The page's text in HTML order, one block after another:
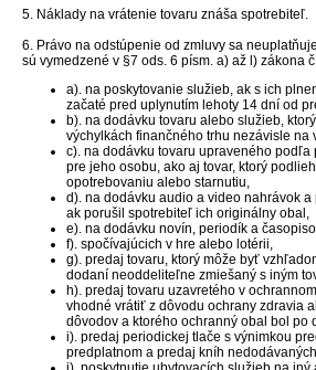
5. Náklady na vrátenie tovaru znáša spotrebiteľ.
6. Právo na odstúpenie od zmluvy sa
sú vymedzené v §7 ods. 6 písm. a) až l) zákona
a). na poskytovanie služieb, ak s ich
začaté pred uplynutím lehoty 14 dní od
b). na dodávku tovaru alebo služieb,
výchylkách finančného trhu nezávisle na
c). na dodávku tovaru upraveného
pre jeho osobu, ako aj tovar, ktorý
opotrebovaniu alebo starnutiu,
d). na dodávku audio a video nahrávok
ak porušil spotrebiteľ ich originálny obal,
e). na dodávku novín, periodík a
f). spočívajúcich v hre alebo lotérii,
g). predaj tovaru, ktorý môže byť
dodaní neoddeliteľne zmiešaný s iným
h). predaj tovaru uzavretého v
vhodné vrátiť z dôvodu ochrany zdravia
dôvodov a ktorého ochranný obal bol po
i). predaj periodickej tlače s výnimkou
predplatnom a predaj kníh